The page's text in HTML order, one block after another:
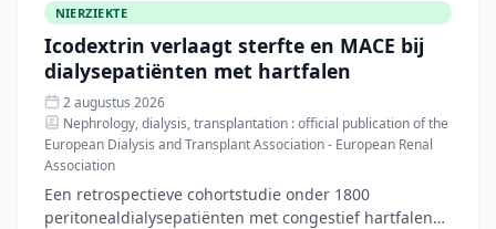
NIERZIEKTE
Icodextrin verlaagt sterfte en MACE bij
dialysepatiënten met hartfalen
2 augustus 2026
Nephrology, dialysis, transplantation : official publication of the
European Dialysis and Transplant Association - European Renal
Association
Een retrospectieve cohortstudie onder 1800
peritonealdialysepatiënten met congestief hartfalen